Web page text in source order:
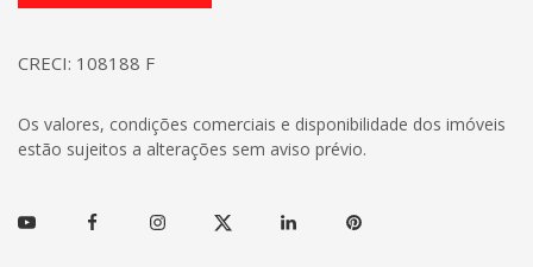
CRECI: 108188 F
Os valores, condições comerciais e disponibilidade dos imóveis
estão sujeitos a alterações sem aviso prévio.
Youtube FacebookInstagramTwitter Linkedin Pinterest